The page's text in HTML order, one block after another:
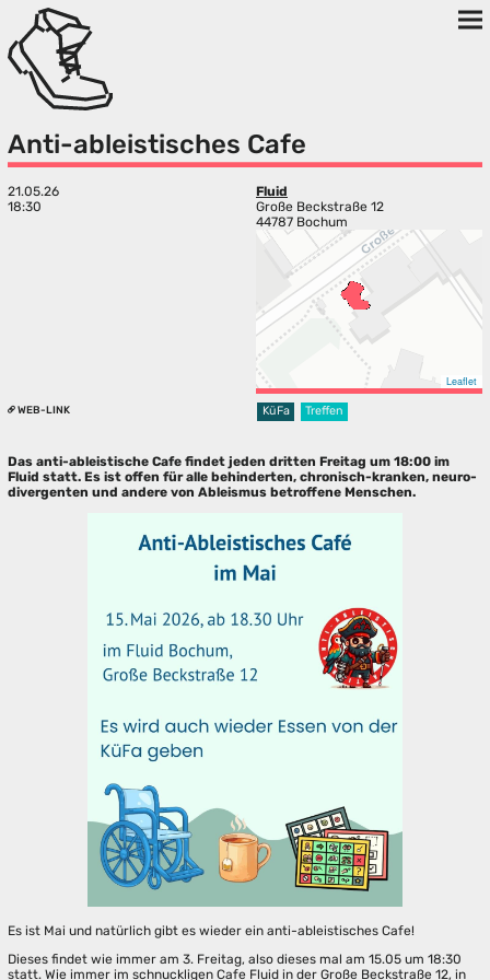
Anti-ableistisches Cafe
21.05.26
18:30
Fluid
Große Beckstraße 12
44787 Bochum
Leaflet
WEB-LINK KüFa Treffen
Das anti-ableistische Cafe findet jeden dritten Freitag um 18:00 im
Fluid statt. Es ist offen für alle behinderten, chronisch-kranken, neuro-
divergenten und andere von Ableismus betroffene Menschen.
Es ist Mai und natürlich gibt es wieder ein anti-ableistisches Cafe!
Dieses findet wie immer am 3. Freitag, also dieses mal am 15.05 um 18:30
statt. Wie immer im schnuckligen Cafe Fluid in der Große Beckstraße 12, in